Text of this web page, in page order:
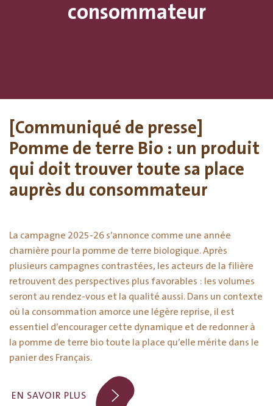
consommateur
[Communiqué de presse]
Pomme de terre Bio : un produit
qui doit trouver toute sa place
auprès du consommateur
La campagne 2025-26 s’annonce comme une année
charnière pour la pomme de terre biologique. Après
plusieurs campagnes contrastées, les acteurs de la filière
retrouvent des perspectives plus favorables : les volumes
seront au rendez-vous et la qualité aussi. Dans un contexte
où la consommation amorce une légère reprise, il est
essentiel d’encourager cette dynamique et de redonner à
la pomme de terre bio toute la place qu’elle mérite dans le
panier des Français.
EN SAVOIR PLUS